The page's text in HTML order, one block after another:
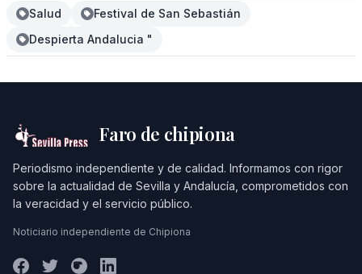
Salud
Festival de San Sebastián
Despierta Andalucia "
Faro de chipiona
Periodismo independiente y de calidad. Informamos con rigor
sobre la actualidad de Sevilla y Andalucía, comprometidos con
la veracidad y el servicio público.
Noticiario independiente de Chipiona